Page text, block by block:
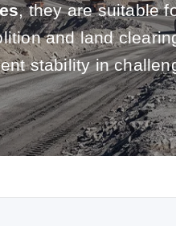
, they are suitable
and land
stability in